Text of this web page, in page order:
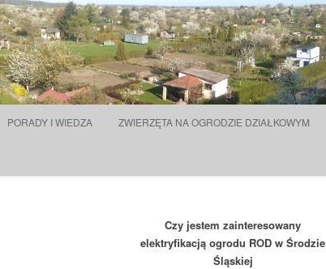
PORADY I WIEDZA ZWIERZĘTA NA OGRODZIE DZIAŁKOWYM
Czy jestem zainteresowany
elektryfikacją ogrodu ROD w Środzie
Śląskiej